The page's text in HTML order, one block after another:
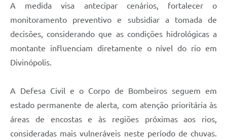
A medida visa antecipar cenários, fortalecer o
monitoramento preventivo e subsidiar a tomada de
decisões, considerando que as condições hidrológicas a
montante influenciam diretamente o nível do rio em
Divinópolis.
A Defesa Civil e o Corpo de Bombeiros seguem em
estado permanente de alerta, com atenção prioritária às
áreas de encostas e às regiões próximas aos rios,
consideradas mais vulneráveis neste período de chuvas.